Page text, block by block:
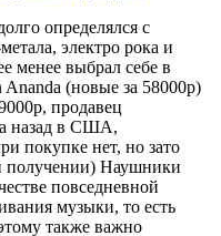
определялся с
электро рока и
менее выбрал себе в
(новые за 58000р)
продавец
назад в США,
покупке нет, но зато
получении) Наушники
повседневной
музыки, то есть
также важно